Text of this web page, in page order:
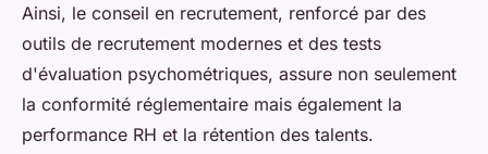
Ainsi, le conseil en recrutement, renforcé par des
outils de recrutement modernes et des tests
d'évaluation psychométriques, assure non seulement
la conformité réglementaire mais également la
performance RH et la rétention des talents.